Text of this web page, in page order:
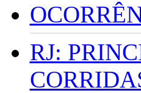
RJ: